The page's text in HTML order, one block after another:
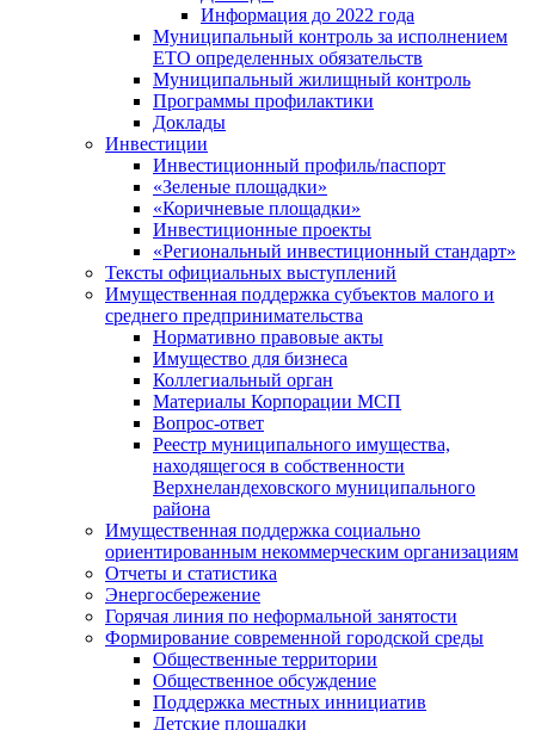
Информация до 2022 года
Муниципальный контроль за исполнением
ЕТО определенных обязательств
Муниципальный жилищный контроль
Программы профилактики
Доклады
Инвестиции
Инвестиционный профиль/паспорт
«Зеленые площадки»
«Коричневые площадки»
Инвестиционные проекты
«Региональный инвестиционный стандарт»
Тексты официальных выступлений
Имущественная поддержка субъектов малого и
среднего предпринимательства
Нормативно правовые акты
Имущество для бизнеса
Коллегиальный орган
Материалы Корпорации МСП
Вопрос-ответ
Реестр муниципального имущества,
находящегося в собственности
Верхнеландеховского муниципального
района
Имущественная поддержка социально
ориентированным некоммерческим организациям
Отчеты и статистика
Энергосбережение
Горячая линия по неформальной занятости
Формирование современной городской среды
Общественные территории
Общественное обсуждение
Поддержка местных иннициатив
Детские площадки